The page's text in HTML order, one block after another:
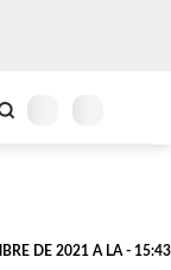
DE 2021 A LA - 15:43